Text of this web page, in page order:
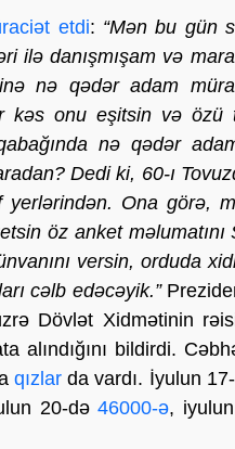
etdi: “Mən bu gün
ilə danışmışam və
nə qədər adam
kəs onu eşitsin və özü
nə qədər
Dedi ki, 60-ı
yerlərindən. Ona görə,
öz anket
versin, orduda
cəlb edəcəyik.”
Dövlət Xidmətinin
alındığını bildirdi.
qızlar da vardı. İyulun
20-də46000-ə,